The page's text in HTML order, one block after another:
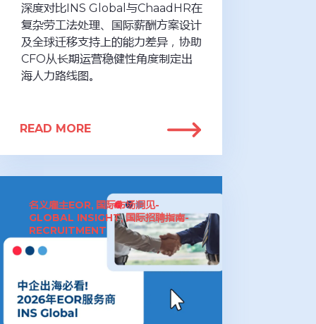
深度对比INS Global与ChaadHR在
复杂劳工法处理、国际薪酬方案设计
及全球迁移支持上的能力差异，协助
CFO从长期运营稳健性角度制定出
海人力路线图。
READ MORE
名义雇主EOR, 国际市场洞见-
GLOBAL INSIGHT,国际招聘指南-
RECRUITMENT